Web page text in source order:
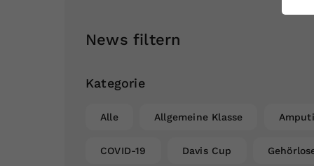
News filtern
Kategorie
Alle Allgemeine Klasse
COVID-19 Davis Cup